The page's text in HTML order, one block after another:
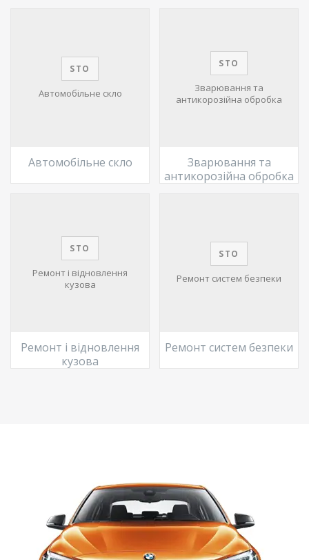
STO
Автомобільне скло
Автомобільне скло
STO
Зварювання та
антикорозійна обробка
Зварювання та
антикорозійна обробка
STO
Ремонт і відновлення
кузова
Ремонт і відновлення
кузова
STO
Ремонт систем безпеки
Ремонт систем безпеки